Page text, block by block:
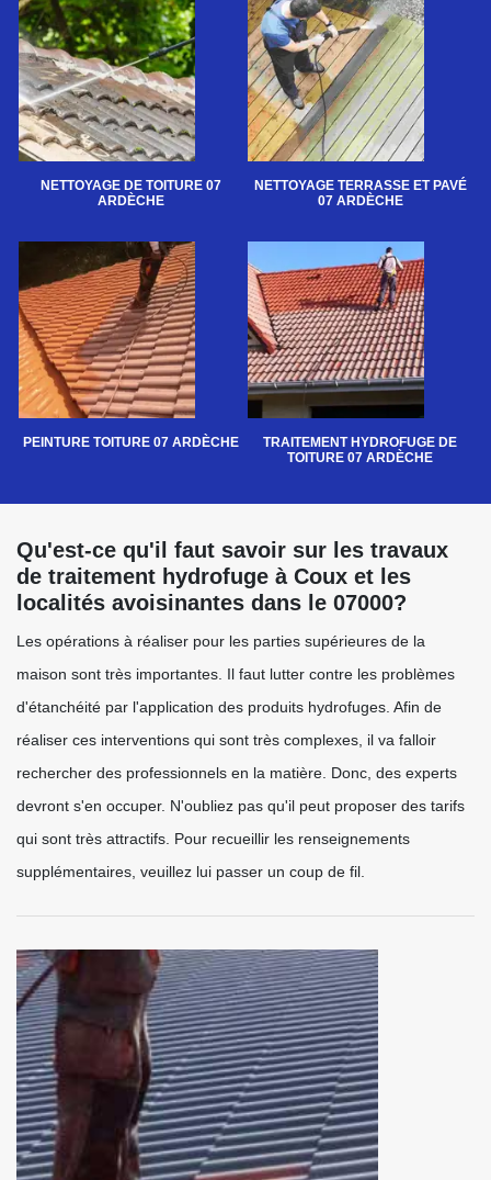
NETTOYAGE DE TOITURE 07
ARDÈCHE
NETTOYAGE TERRASSE ET PAVÉ
07 ARDÈCHE
PEINTURE TOITURE 07 ARDÈCHE
TRAITEMENT HYDROFUGE DE
TOITURE 07 ARDÈCHE
Qu'est-ce qu'il faut savoir sur les travaux
de traitement hydrofuge à Coux et les
localités avoisinantes dans le 07000?
Les opérations à réaliser pour les parties supérieures de la
maison sont très importantes. Il faut lutter contre les problèmes
d'étanchéité par l'application des produits hydrofuges. Afin de
réaliser ces interventions qui sont très complexes, il va falloir
rechercher des professionnels en la matière. Donc, des experts
devront s'en occuper. N'oubliez pas qu'il peut proposer des tarifs
qui sont très attractifs. Pour recueillir les renseignements
supplémentaires, veuillez lui passer un coup de fil.